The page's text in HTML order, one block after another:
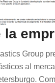
la
Group
al